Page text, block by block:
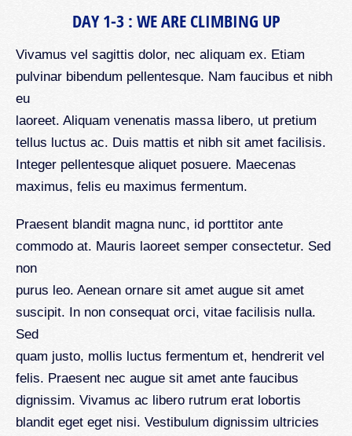
DAY 1-3 : WE ARE CLIMBING UP
Vivamus vel sagittis dolor, nec aliquam ex. Etiam
pulvinar bibendum pellentesque. Nam faucibus et nibh
eu
laoreet. Aliquam venenatis massa libero, ut pretium
tellus luctus ac. Duis mattis et nibh sit amet facilisis.
Integer pellentesque aliquet posuere. Maecenas
maximus, felis eu maximus fermentum.
Praesent blandit magna nunc, id porttitor ante
commodo at. Mauris laoreet semper consectetur. Sed
non
purus leo. Aenean ornare sit amet augue sit amet
suscipit. In non consequat orci, vitae facilisis nulla.
Sed
quam justo, mollis luctus fermentum et, hendrerit vel
felis. Praesent nec augue sit amet ante faucibus
dignissim. Vivamus ac libero rutrum erat lobortis
blandit eget eget nisi. Vestibulum dignissim ultricies